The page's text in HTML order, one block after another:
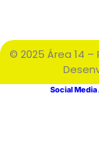
© 2025 Área 14 –
Social